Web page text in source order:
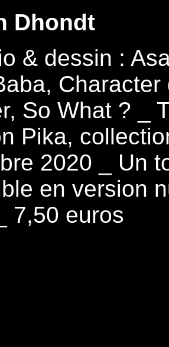
Dhondt
& dessin :
Character
So What ? _
Pika,
2020 _ Un
en version
7,50 euros